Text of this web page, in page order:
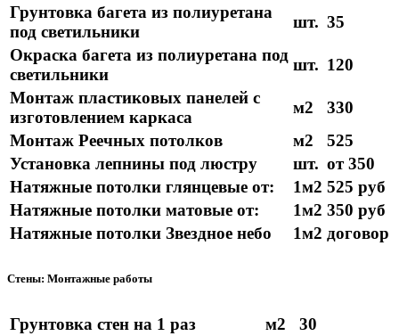
Грунтовка багета из полиуретана
под светильники
шт. 35
Окраска багета из полиуретана под
светильники
шт. 120
Монтаж пластиковых панелей с
изготовлением каркаса
м2
330
Монтаж Реечных потолков
м2
525
Установка лепнины под люстру
шт. от 350
Натяжные потолки глянцевые от:
1м2 525 руб
Натяжные потолки матовые от:
1м2 350 руб
Натяжные потолки Звездное небо
1м2 договор
Стены: Монтажные работы
Грунтовка стен на 1 раз м2
30